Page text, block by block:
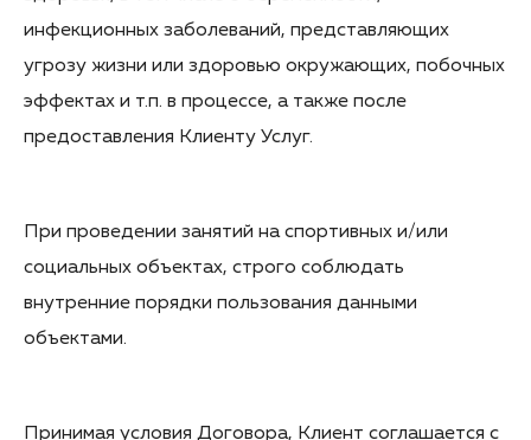
инфекционных заболеваний, представляющих
угрозу жизни или здоровью окружающих, побочных
эффектах и т.п. в процессе, а также после
предоставления Клиенту Услуг.
При проведении занятий на спортивных и/или
социальных объектах, строго соблюдать
внутренние порядки пользования данными
объектами.
Принимая условия Договора, Клиент соглашается с